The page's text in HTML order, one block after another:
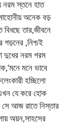
নরম স্তনে হাত
অনেক বড়
তার,জীবনে
গড়নের ,নিশ্চই
দুধের নরম গরম
মনে ভাবে
হচ্ছিলো
যে করে হোক
আজ রাতে নিস্তার
অয়ন,সাহসের